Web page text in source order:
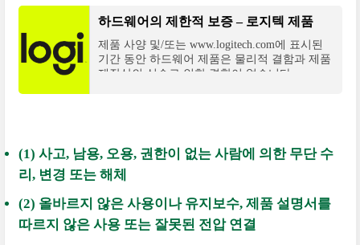
하드웨어의 제한적 보증 – 로지텍 제품
제품 사양 및/또는 www.logitech.com에 표시된
기간 동안 하드웨어 제품은 물리적 결함과 제품
제작상의 실수로 인한 결함이 없습니다.
(1) 사고, 남용, 오용, 권한이 없는 사람에 의한 무단 수
리, 변경 또는 해체
(2) 올바르지 않은 사용이나 유지보수, 제품 설명서를
따르지 않은 사용 또는 잘못된 전압 연결